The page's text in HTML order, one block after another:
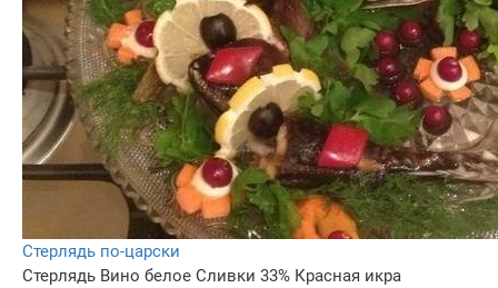
Стерлядь по-царски
Стерлядь Вино белое Сливки 33% Красная икра